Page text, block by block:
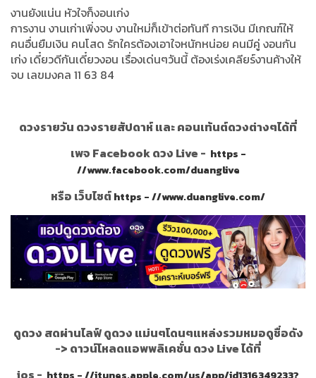
งานยังแน่น หัวใจก็งอนเก่ง
การงาน งานเก่าเพิ่งจบ งานใหม่ก็เข้าต่อทันที การเงิน มีเกณฑ์ให้
คนอื่นยืมเงิน คนโสด รักใครต้องเอาใจหนักหน่อย คนมีคู่ งอนกัน
เก่ง เดี๋ยวดีกันเดี๋ยวงอน เรื่องเด่นๆวันนี้ ต้องเร่งเคลียร์งานค้างให้
จบ เลขมงคล 11 63 84
ดวงรายวัน ดวงรายสัปดาห์ และ คอนเท้นต์ดวงต่างๆได้ที่
เพจ Facebook ดวง Live - https -
//www.facebook.com/duanglive
หรือ เว็บไซต์https - //www.duanglive.com/
ดูดวง สดผ่านไลฟ์ ดูดวง แม่นๆโดนๆแหล่งรวมหมอดูชื่อดัง
-> ดาวน์โหลดแอพพลิเคชั่น ดวง Live ได้ที่